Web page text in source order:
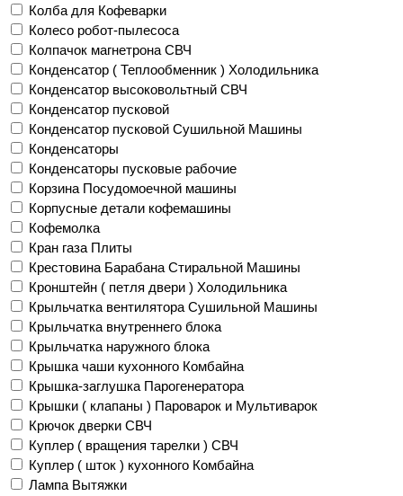
Колба для Кофеварки
Колесо робот-пылесоса
Колпачок магнетрона СВЧ
Конденсатор ( Теплообменник ) Холодильника
Конденсатор высоковольтный СВЧ
Конденсатор пусковой
Конденсатор пусковой Сушильной Машины
Конденсаторы
Конденсаторы пусковые рабочие
Корзина Посудомоечной машины
Корпусные детали кофемашины
Кофемолка
Кран газа Плиты
Крестовина Барабана Стиральной Машины
Кронштейн ( петля двери ) Холодильника
Крыльчатка вентилятора Сушильной Машины
Крыльчатка внутреннего блока
Крыльчатка наружного блока
Крышка чаши кухонного Комбайна
Крышка-заглушка Парогенератора
Крышки ( клапаны ) Пароварок и Мультиварок
Крючок дверки СВЧ
Куплер ( вращения тарелки ) СВЧ
Куплер ( шток ) кухонного Комбайна
Лампа Вытяжки